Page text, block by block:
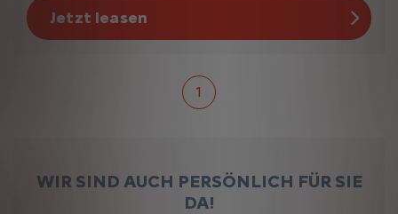
Jetzt leasen
1
WIR SIND AUCH PERSÖNLICH FÜR SIE
DA!